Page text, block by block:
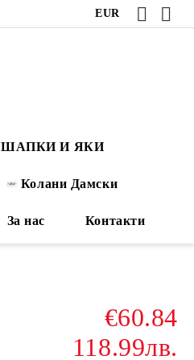
EUR
ШАПКИ И ЯКИ
Колани Дамски
За нас Контакти
€60.84
118.99лв.